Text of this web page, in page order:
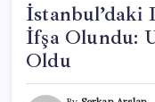
İstanbul’daki
İfşa Olundu:
Oldu